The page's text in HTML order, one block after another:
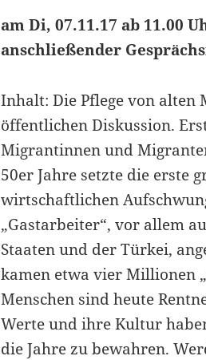
am Di, 07.11.17 ab 11.00
anschließender
Inhalt: Die Pflege von alten
öffentlichen Diskussion.
Migrantinnen und
50er Jahre setzte die erste
wirtschaftlichen
„Gastarbeiter“, vor allem
Staaten und der Türkei,
kamen etwa vier Millionen
Menschen sind heute
Werte und ihre Kultur
die Jahre zu bewahren.